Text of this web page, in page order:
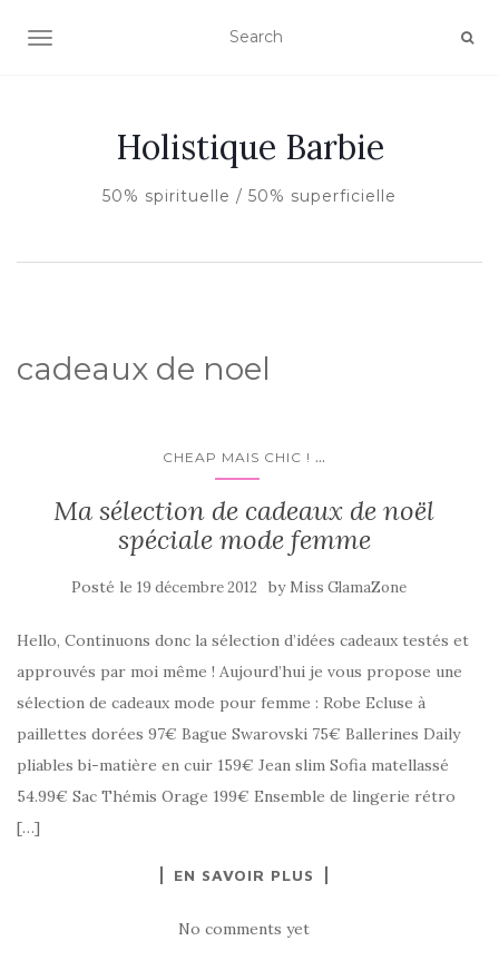
AFFICHER/MASQUER LA NAVIGATION
Holistique Barbie
50% spirituelle / 50% superficielle
cadeaux de noel
CHEAP MAIS CHIC ! ...
Ma sélection de cadeaux de noël
spéciale mode femme
Posté le 19 décembre 2012 by Miss GlamaZone
Hello, Continuons donc la sélection d’idées cadeaux testés et
approuvés par moi même ! Aujourd’hui je vous propose une
sélection de cadeaux mode pour femme : Robe Ecluse à
paillettes dorées 97€ Bague Swarovski 75€ Ballerines Daily
pliables bi-matière en cuir 159€ Jean slim Sofia matellassé
54.99€ Sac Thémis Orage 199€ Ensemble de lingerie rétro
[…]
EN SAVOIR PLUS
No comments yet